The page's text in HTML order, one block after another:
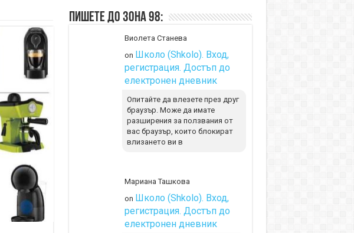
Пишете до Зона 98:
Виолета Станева
on Школо (Shkolo). Вход,
регистрация. Достъп до
електронен дневник
Опитайте да влезете през друг
браузър. Може да имате
разширения за ползвания от
вас браузър, които блокират
влизането ви в
Мариана Ташкова
on Школо (Shkolo). Вход,
регистрация. Достъп до
електронен дневник